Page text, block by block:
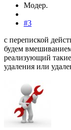
Модер.
#3
с перепиской
будем
реализующий
удаления или